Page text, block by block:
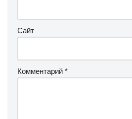
Сайт
Комментарий *